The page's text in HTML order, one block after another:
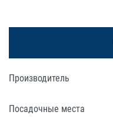
Производитель
Посадочные места